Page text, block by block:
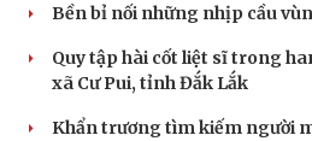
Bền bỉ nối những nhịp cầu
Quy tập hài cốt liệt sĩ trong
xã Cư Pui, tỉnh Đắk Lắk
Khẩn trương tìm kiếm người